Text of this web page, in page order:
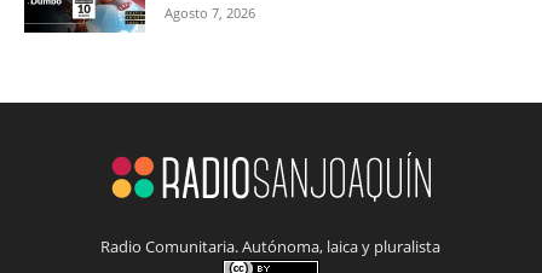
Agosto 7, 2026
Radio Comunitaria. Autónoma, laica y pluralista